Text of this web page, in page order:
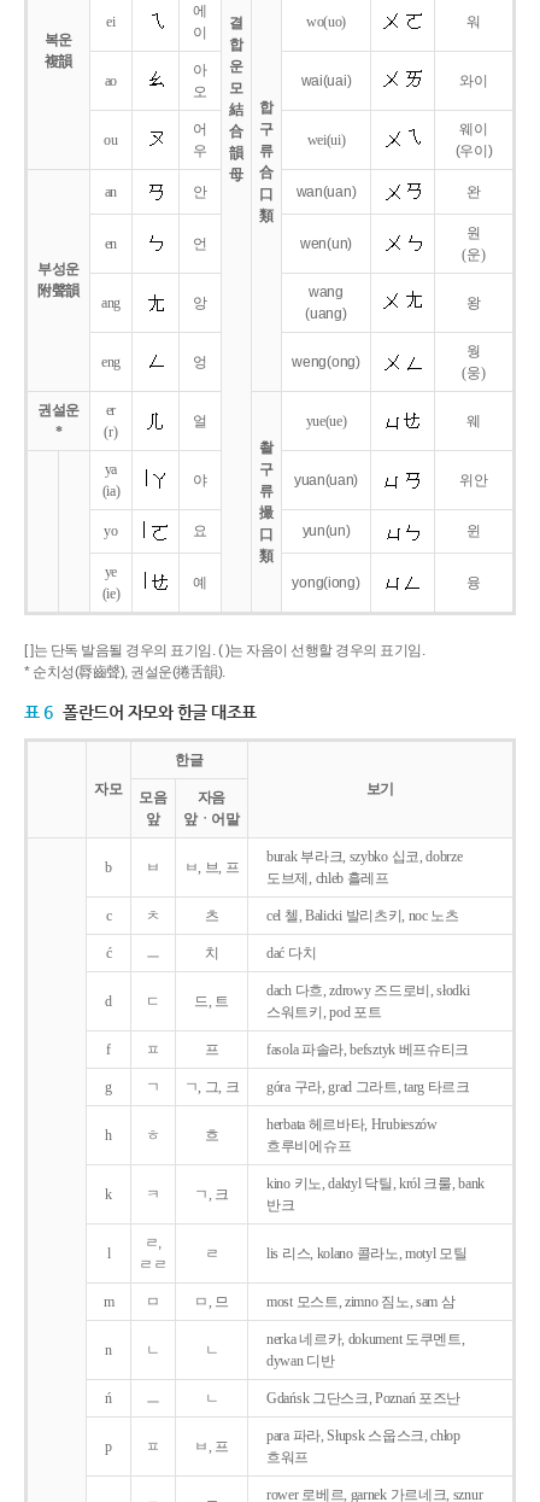
결
합
운
모
結
合
韻
母
복운
複韻
합
구
류
合
口
類
ei
에
이
wo(uo) 워
ao
아
오
wai(uai) 와이
ou
어
우
wei(ui)
웨이
(우이)
부성운
附聲韻
an 안 wan(uan) 완
en 언 wen(un)
원
(운)
ang 앙
wang
(uang)
왕
eng 엉 weng(ong)
웡
(웅)
권설운
*
er
(r)
얼
촬
구
류
撮
口
類
yue(ue) 웨
ya
(ia)
야 yuan(uan) 위안
yo 요 yun(un) 윈
ye
(ie)
예 yong(iong) 융
[ ]는 단독 발음될 경우의 표기임. ( )는 자음이 선행할 경우의 표기임.
* 순치성(脣齒聲), 권설운(捲舌韻).
표 6 폴란드어 자모와 한글 대조표
자모
한글
보기
모음
앞
자음
앞ㆍ어말
b ㅂ ㅂ, 브, 프
burak 부라크, szybko 십코, dobrze
도브제, chleb 흘레프
c ㅊ 츠 cel 첼, Balicki 발리츠키, noc 노츠
ć ㅡ 치 dać 다치
d ㄷ 드, 트
dach 다흐, zdrowy 즈드로비, słodki
스워트키, pod 포트
f ㅍ 프 fasola 파솔라, befsztyk 베프슈티크
g ㄱ ㄱ, 그, 크 góra 구라, grad 그라트, targ 타르크
h ㅎ 흐
herbata 헤르바타, Hrubieszów
흐루비에슈프
k ㅋ ㄱ, 크
kino 키노, daktyl 닥틸, król 크룰, bank
반크
l
ㄹ,
ㄹㄹ
ㄹ lis 리스, kolano 콜라노, motyl 모틸
m ㅁ ㅁ, 므 most 모스트, zimno 짐노, sam 삼
n ㄴ ㄴ
nerka 네르카, dokument 도쿠멘트,
dywan 디반
ń ㅡ ㄴ Gdańsk 그단스크, Poznań 포즈난
p ㅍ ㅂ, 프
para 파라, Słupsk 스웁스크, chłop
흐워프
rower 로베르, garnek 가르네크, sznur